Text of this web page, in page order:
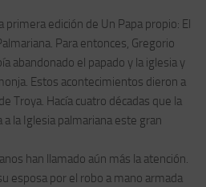
primera edición de Un Papa propio: El
Para entonces, Gregorio
abandonado el papado y la iglesia y
Estos acontecimientos dieron a
Troya. Hacía cuatro décadas que la
la Iglesia palmariana este gran
han llamado aún más la atención.
esposa por el robo a mano armada